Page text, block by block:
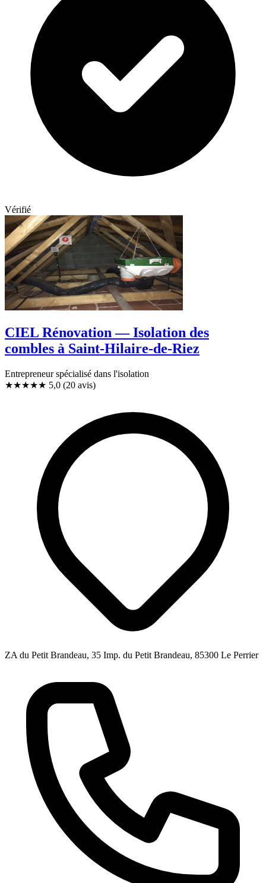
Vérifié
CIEL Rénovation — Isolation des
combles à Saint-Hilaire-de-Riez
Entrepreneur spécialisé dans l'isolation
★★★★★ 5,0 (20 avis)
ZA du Petit Brandeau, 35 Imp. du Petit Brandeau, 85300 Le Perrier